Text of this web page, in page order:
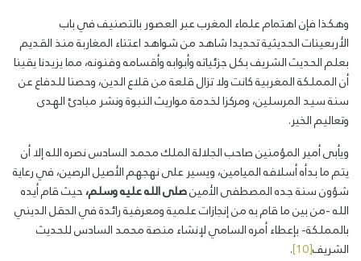
وهكذا فإن اهتمام علماء المغرب عبر العصور بالتصنيف في باب
الأربعينات الحديثية تحديدا شاهد من شواهد اعتناء المغاربة منذ القديم
بعلم الحديث الشريف بكل جزئياته وأبوابه وأقسامه وفنونه، مما يزيدنا يقينا
أن المملكة المغربية كانت ولا تزال قلعة من قلاع الدين، وحصنا للدفاع عن
سنة سيد المرسلين، ومركزا لخدمة مواريث النبوة ونشر مبادئ الهدى
وتعاليم الخير.
ويأبى أمير المؤمنين صاحب الجلالة الملك محمد السادس نصره الله إلا أن
يتم ما بدأه أسلافه الميامين، ويسير على نهجهم الأصيل الرصين، في رعاية
شؤون سنة جده المصطفى الأمينصلى الله عليه وسلم،حيث قام أيده
الله -من بين ما قام به من إنجازات علمية ومعرفية رائدة في الحقل الديني
بالمملكة- بإعطاء أمره السامي لإنشاء منصة محمد السادس للحديث
الشريف[10]
.